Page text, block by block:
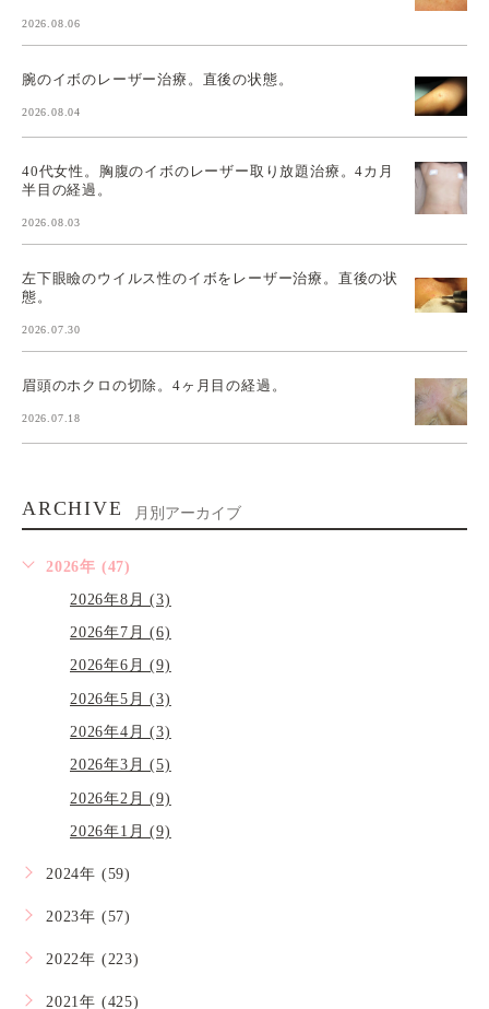
2026.08.06
腕のイボのレーザー治療。直後の状態。
2026.08.04
40代女性。胸腹のイボのレーザー取り放題治療。4カ月
半目の経過。
2026.08.03
左下眼瞼のウイルス性のイボをレーザー治療。直後の状
態。
2026.07.30
眉頭のホクロの切除。4ヶ月目の経過。
2026.07.18
ARCHIVE 月別アーカイブ
2026年 (47)
2026年8月 (3)
2026年7月 (6)
2026年6月 (9)
2026年5月 (3)
2026年4月 (3)
2026年3月 (5)
2026年2月 (9)
2026年1月 (9)
2024年 (59)
2023年 (57)
2022年 (223)
2021年 (425)